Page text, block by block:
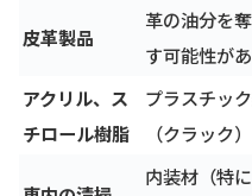
皮革製品
革の油分を
す可能性があ
アクリル、ス
チロール樹脂
プラスチッ
（クラック
内装材（特